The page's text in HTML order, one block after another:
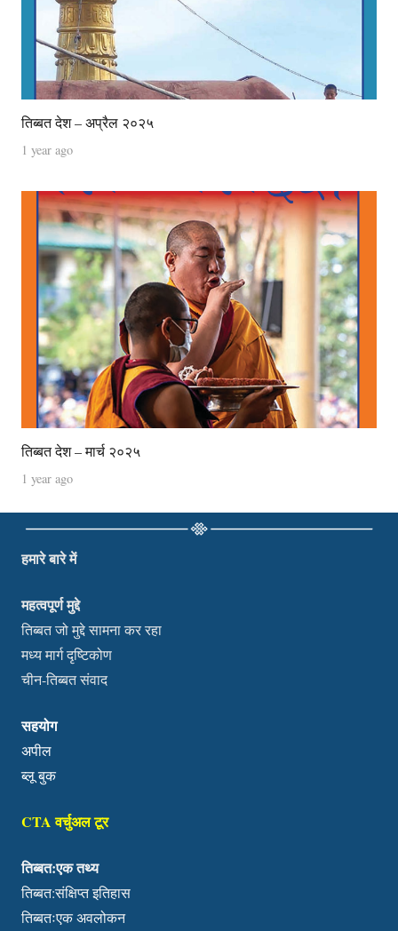
तिब्बत देश – अप्रैल २०२५
1 year ago
तिब्बत देश – मार्च २०२५
1 year ago
हमारे बारे में
महत्वपूर्ण मुद्दे
तिब्बत जो मुद्दे सामना कर रहा
मध्य मार्ग दृष्टिकोण
चीन-तिब्बत संवाद
सहयोग
अपील
ब्लू बुक
CTA वर्चुअल टूर
तिब्बत:एक तथ्य
तिब्बत:संक्षिप्त इतिहास
तिब्बतःएक अवलोकन